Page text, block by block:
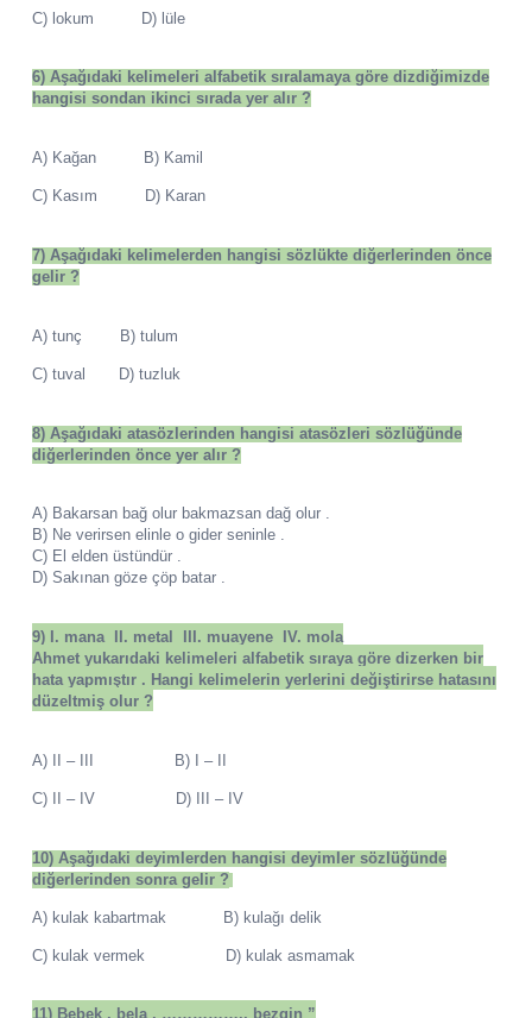
C) lokum D) lüle
6) Aşağıdaki kelimeleri alfabetik sıralamaya göre dizdiğimizde
hangisi sondan ikinci sırada yer alır ?
A) Kağan B) Kamil
C) Kasım D) Karan
7) Aşağıdaki kelimelerden hangisi sözlükte diğerlerinden önce
gelir ?
A) tunç B) tulum
C) tuval D) tuzluk
8) Aşağıdaki atasözlerinden hangisi atasözleri sözlüğünde
diğerlerinden önce yer alır ?
A) Bakarsan bağ olur bakmazsan dağ olur .
B) Ne verirsen elinle o gider seninle .
C) El elden üstündür .
D) Sakınan göze çöp batar .
9)
I. mana II. metal III. muayene IV. mola
Ahmet yukarıdaki kelimeleri alfabetik sıraya göre dizerken bir
hata yapmıştır . Hangi kelimelerin yerlerini değiştirirse hatasını
düzeltmiş olur ?
A) II – III B) I – II
C) II – IV D) III – IV
10) Aşağıdaki deyimlerden hangisi deyimler sözlüğünde
diğerlerinden sonra gelir ?
A) kulak kabartmak B) kulağı delik
C) kulak vermek D) kulak asmamak